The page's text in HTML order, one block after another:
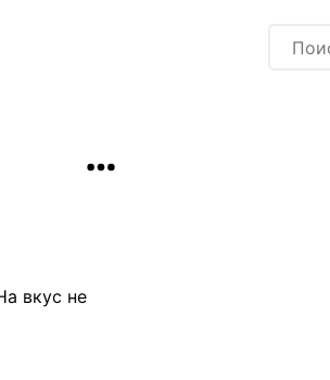
Варенья и соленья
вкус не